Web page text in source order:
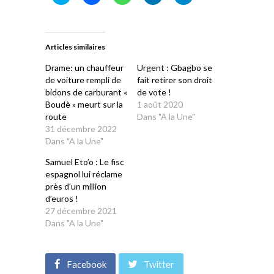
dans
nouvelle
dans
nouvelle
Articles similaires
Drame: un chauffeur
de voiture rempli de
bidons de carburant «
Boudè » meurt sur la
route
31 décembre 2022
Dans "A la Une"
Urgent : Gbagbo se
fait retirer son droit
de vote !
1 août 2020
Dans "A la Une"
Samuel Eto’o : Le fisc
espagnol lui réclame
près d’un million
d’euros !
27 décembre 2021
Dans "A la Une"
Facebook Twitter